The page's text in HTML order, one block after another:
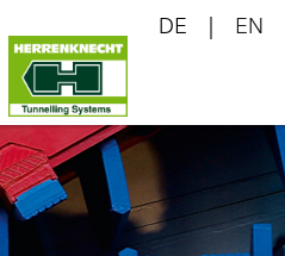
DE EN